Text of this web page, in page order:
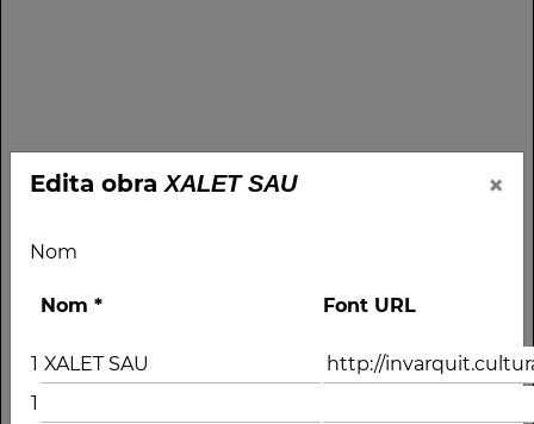
Edita obra XALET SAU ×
Nom
Nom * Font URL
1
1